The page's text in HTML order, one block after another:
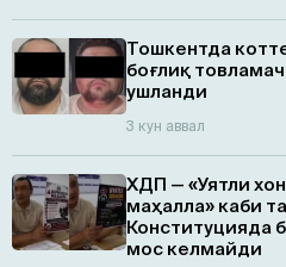
Тошкентда
боғлиқ
ушланди
3 кун аввал
ХДП — «Уятли
маҳалла» каби
Конституцияда
мос келмайди